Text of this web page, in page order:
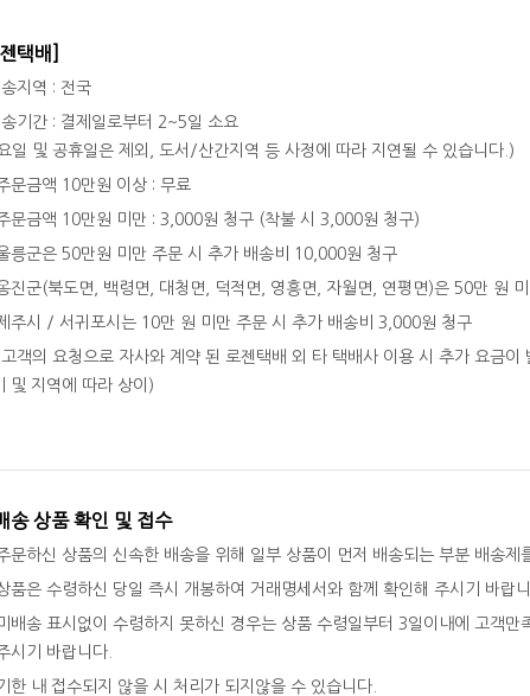
택배]
지역 : 전국
기간 : 결제일로부터 2~5일 소요
일 및 공휴일은 제외, 도서/산간지역 등 사정에 따라 지연될 수 있습니다.)
문금액 10만원 이상 : 무료
문금액 10만원 미만 : 3,000원 청구 (착불 시 3,000원 청구)
릉군은 50만원 미만 주문 시 추가 배송비 10,000원 청구
진군(북도면, 백령면, 대청면, 덕적면, 영흥면, 자월면, 연평면)은 50만 원
주시 / 서귀포시는 10만 원 미만 주문 시 추가 배송비 3,000원 청구
객의 요청으로 자사와 계약 된 로젠택배 외 타 택배사 이용 시 추가 요금이
및 지역에 따라 상이)
송 상품 확인 및 접수
문하신 상품의 신속한 배송을 위해 일부 상품이 먼저 배송되는 부분 배송제
품은 수령하신 당일 즉시 개봉하여 거래명세서와 함께 확인해 주시기 바랍니
배송 표시없이 수령하지 못하신 경우는 상품 수령일부터 3일이내에 고객
시기 바랍니다.
한 내 접수되지 않을 시 처리가 되지않을 수 있습니다.